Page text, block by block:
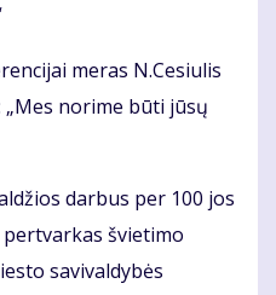
meras N.Cesiulis
norime būti jūsų
darbus per 100 jos
švietimo
savivaldybės